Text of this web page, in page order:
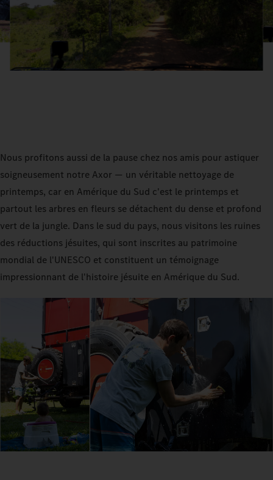
Nous profitons aussi de la pause chez nos amis pour astiquer
soigneusement notre Axor — un véritable nettoyage de
printemps, car en Amérique du Sud c'est le printemps et
partout les arbres en fleurs se détachent du dense et profond
vert de la jungle. Dans le sud du pays, nous visitons les ruines
des réductions jésuites, qui sont inscrites au patrimoine
mondial de l'UNESCO et constituent un témoignage
impressionnant de l'histoire jésuite en Amérique du Sud.